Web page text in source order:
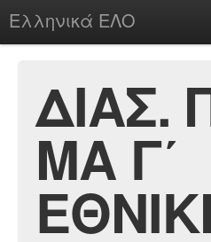
Ελληνικά ΕΛΟ
chesstu.be @ discord
Login
ΔΙΑΣ.
ΜΑ Γ΄